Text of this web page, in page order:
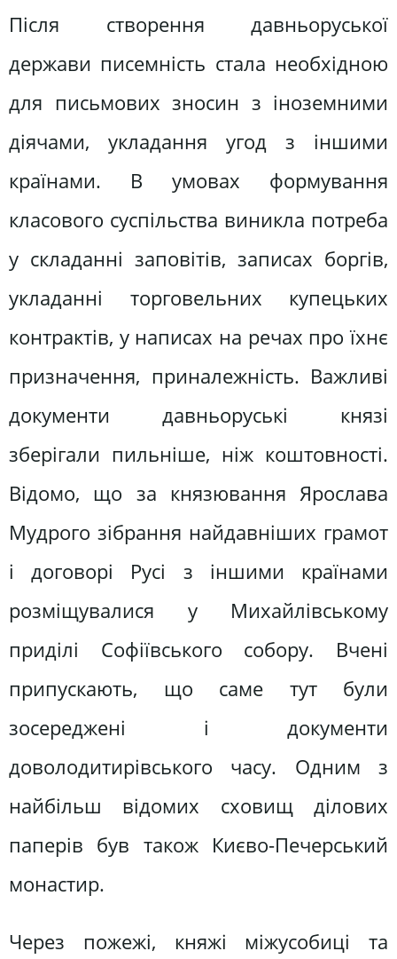
Після створення давньоруської
держави писемність стала необхідною
для письмових зносин з іноземними
діячами, укладання угод з іншими
країнами. В умовах формування
класового суспільства виникла потреба
у складанні заповітів, записах боргів,
укладанні торговельних купецьких
контрактів, у написах на речах про їхнє
призначення, приналежність. Важливі
документи давньоруські князі
зберігали пильніше, ніж коштовності.
Відомо, що за князювання Ярослава
Мудрого зібрання найдавніших грамот
і договорі Русі з іншими країнами
розміщувалися у Михайлівському
приділі Софіївського собору. Вчені
припускають, що саме тут були
зосереджені і документи
доволодитирівського часу. Одним з
найбільш відомих сховищ ділових
паперів був також Києво-Печерський
монастир.
Через пожежі, княжі міжусобиці та